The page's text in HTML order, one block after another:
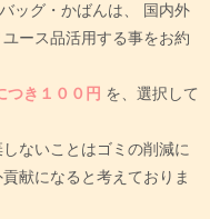
ッグ・かばんは、
国内外
ース品活用する事をお約
つき１００円 を、選択して
ないことはゴミの削減に
献になると考えておりま